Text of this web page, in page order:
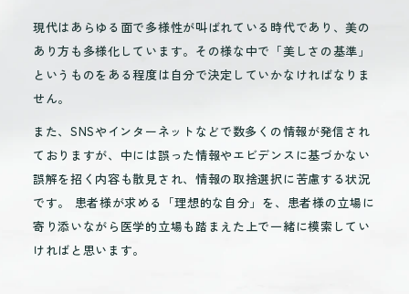
現代はあらゆる面で多様性が叫ばれている時代であり、美の
あり方も多様化しています。その様な中で「美しさの基準」
というものをある程度は自分で決定していかなければなりま
せん。
また、SNSやインターネットなどで数多くの情報が発信され
ておりますが、中には誤った情報やエビデンスに基づかない
誤解を招く内容も散見され、情報の取捨選択に苦慮する状況
です。 患者様が求める「理想的な自分」を、患者様の立場に
寄り添いながら医学的立場も踏まえた上で一緒に模索してい
ければと思います。